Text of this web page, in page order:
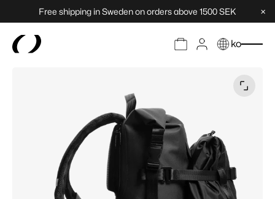
Free shipping in Sweden on orders above 1500 SEK ×
ko